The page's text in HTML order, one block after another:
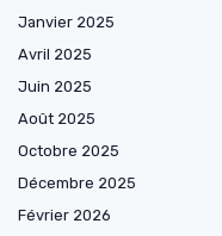
Janvier 2025
Avril 2025
Juin 2025
Août 2025
Octobre 2025
Décembre 2025
Février 2026